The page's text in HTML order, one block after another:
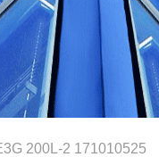
200L-2 171010525